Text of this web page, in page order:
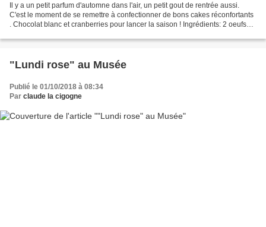
Il y a un petit parfum d'automne dans l'air, un petit gout de rentrée aussi.
C'est le moment de se remettre à confectionner de bons cakes réconfortants
. Chocolat blanc et cranberries pour lancer la saison ! Ingrédients: 2 oeufs1
"Lundi rose" au Musée
Publié le 01/10/2018 à 08:34
Par claude la cigogne